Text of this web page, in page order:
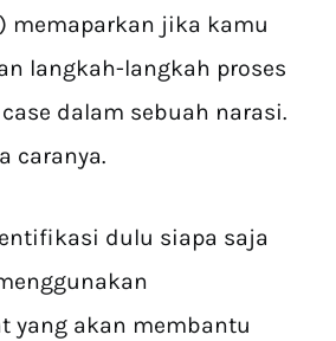
memaparkan jika kamu
langkah-langkah proses
dalam sebuah narasi.
caranya.
dulu siapa saja
yang akan membantu